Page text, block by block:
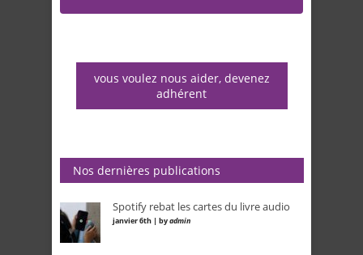
vous voulez nous aider, devenez
adhérent
Nos dernières publications
Spotify rebat les cartes du livre audio
janvier 6th | byadmin